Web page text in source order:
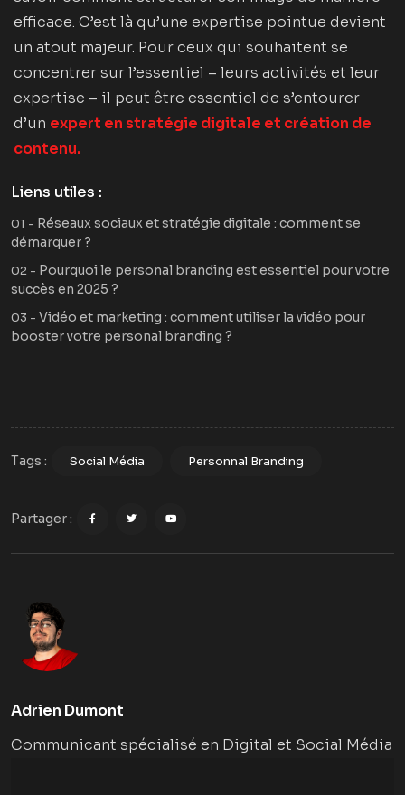
efficace. C’est là qu’une expertise pointue devient
un atout majeur. Pour ceux qui souhaitent se
concentrer sur l’essentiel – leurs activités et leur
expertise – il peut être essentiel de s’entourer
d’un expert en stratégie digitale et création de
contenu.
Liens utiles :
01 - Réseaux sociaux et stratégie digitale : comment se
démarquer ?
02 - Pourquoi le personal branding est essentiel pour votre
succès en 2025 ?
03 - Vidéo et marketing : comment utiliser la vidéo pour
booster votre personal branding ?
Tags : Social Média Personnal Branding
Partager :
Adrien Dumont
Communicant spécialisé en Digital et Social Média